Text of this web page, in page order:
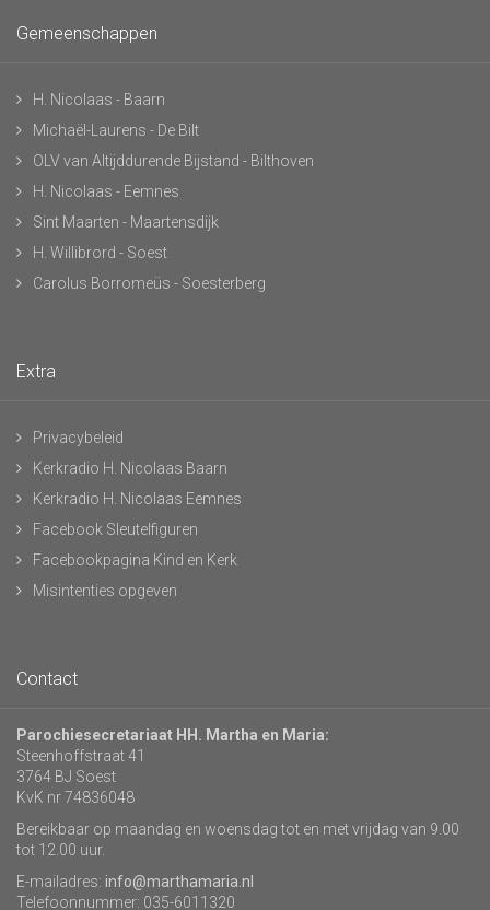
Gemeenschappen
H. Nicolaas - Baarn
Michaël-Laurens - De Bilt
OLV van Altijddurende Bijstand - Bilthoven
H. Nicolaas - Eemnes
Sint Maarten - Maartensdijk
H. Willibrord - Soest
Carolus Borromeüs - Soesterberg
Extra
Privacybeleid
Kerkradio H. Nicolaas Baarn
Kerkradio H. Nicolaas Eemnes
Facebook Sleutelfiguren
Facebookpagina Kind en Kerk
Misintenties opgeven
Contact
Parochiesecretariaat HH. Martha en Maria:
Steenhoffstraat 41
3764 BJ Soest
KvK nr 74836048
Bereikbaar op maandag en woensdag tot en met vrijdag van 9.00
tot 12.00 uur.
E-mailadres: info@marthamaria.nl
Telefoonnummer: 035-6011320